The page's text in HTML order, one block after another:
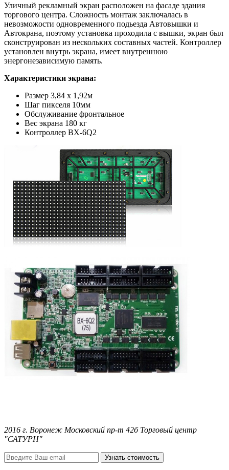
Уличный рекламный экран расположен на фасаде здания
торгового центра. Сложность монтаж заключалась в
невозможости одновременного подьезда Автовышки и
Автокрана, поэтому установка проходила с вышки, экран был
сконструирован из нескольких составных частей. Контроллер
установлен внутрь экрана, имеет внутреннюю
энергонезависимую память.
Характеристики экрана:
Размер 3,84 х 1,92м
Шаг пикселя 10мм
Обслуживание фронтальное
Вес экрана 180 кг
Контроллер BX-6Q2
2016 г. Воронеж Московский пр-т 42б Торговый центр
"САТУРН"
Узнать стоимость